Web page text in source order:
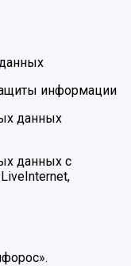
информации
данных
данных с